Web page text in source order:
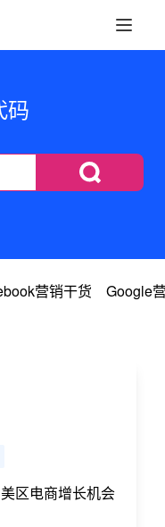
码
营销干货 Google
区电商增长机会